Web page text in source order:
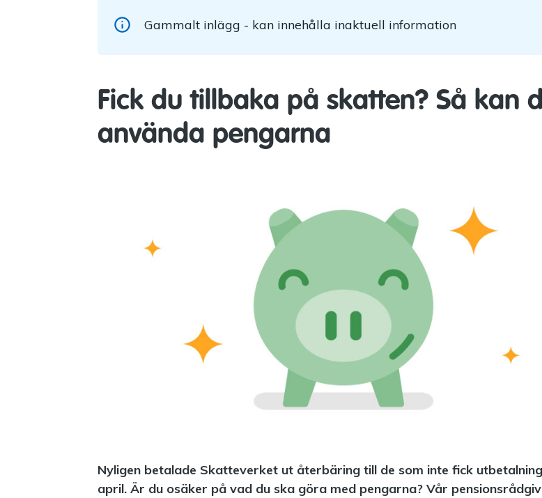
Gammalt inlägg - kan innehålla inaktuell information
Fick du tillbaka på skatten? Så kan
använda pengarna
Nyligen betalade Skatteverket ut återbäring till de som inte fick
april. Är du osäker på vad du ska göra med pengarna? Vår